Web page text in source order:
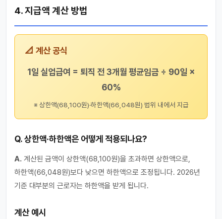
4. 지급액 계산 방법
📐 계산 공식
1일 실업급여 = 퇴직 전 3개월 평균임금 ÷ 90일 ×
60%
※ 상한액(68,100원)·하한액(66,048원) 범위 내에서 지급
Q. 상한액·하한액은 어떻게 적용되나요?
A. 계산된 금액이 상한액(68,100원)을 초과하면 상한액으로,
하한액(66,048원)보다 낮으면 하한액으로 조정됩니다. 2026년
기준 대부분의 근로자는 하한액을 받게 됩니다.
계산 예시